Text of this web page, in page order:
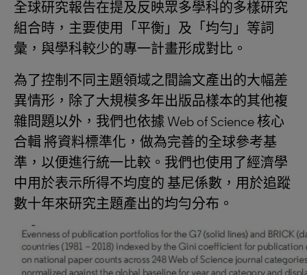
全球研究報告在提及反映眾多學科的多樣研究
組合時，主要使用「平衡」及「均勻」等詞
彙，與學科較少的專一計畫形成對比。
為了控制不同主題領域之間論文產出的大幅差
異情形，除了大規模多年出版品樣本的其他複
雜問題以外，我們也依據 Web of Science 核心
合輯 將資料標準化，做為完善的全球參考基
準，以便進行統一比較。我們也使用了經濟學
中用於表示所得不均度的 基尼係數，用於追蹤
數十年來研究主題產出的均勻分布。